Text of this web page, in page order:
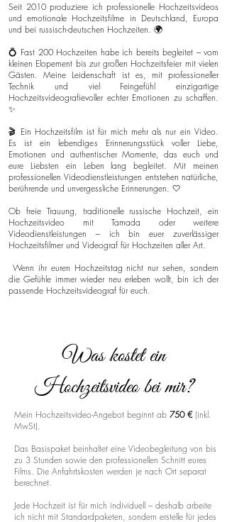
Seit 2010 produziere ich professionelle Hochzeitsvideos
und emotionale Hochzeitsfilme in Deutschland, Europa
und bei russisch-deutschen Hochzeiten. 🌍
💍 Fast 200 Hochzeiten habe ich bereits begleitet – vom
kleinen Elopement bis zur großen Hochzeitsfeier mit vielen
Gästen. Meine Leidenschaft ist es, mit professioneller
Technik und viel Feingefühl einzigartige
Hochzeitsvideografievoller echter Emotionen zu schaffen.
✨
🎬 Ein Hochzeitsfilm ist für mich mehr als nur ein Video.
Es ist ein lebendiges Erinnerungsstück voller Liebe,
Emotionen und authentischer Momente, das euch und
eure Liebsten ein Leben lang begleitet. Mit meinen
professionellen Videodienstleistungen entstehen natürliche,
berührende und unvergessliche Erinnerungen. 🤍
Ob freie Trauung, traditionelle russische Hochzeit, ein
Hochzeitsvideo mit Tamada oder weitere
Videodienstleistungen – ich bin euer zuverlässiger
Hochzeitsfilmer und Videograf für Hochzeiten aller Art.
Wenn ihr euren Hochzeitstag nicht nur sehen, sondern
die Gefühle immer wieder neu erleben wollt, bin ich der
passende Hochzeitsvideograf für euch.
Was kostet ein
Hochzeitsvideo bei mir?
Mein Hochzeitsvideo-Angebot beginnt ab 750 € (inkl.
MwSt).
Das Basispaket beinhaltet eine Videobegleitung von bis
zu 3 Stunden sowie den professionellen Schnitt eures
Films. Die Anfahrtskosten werden je nach Ort separat
berechnet.
Jede Hochzeit ist für mich individuell – deshalb arbeite
ich nicht mit Standardpaketen, sondern erstelle für jedes